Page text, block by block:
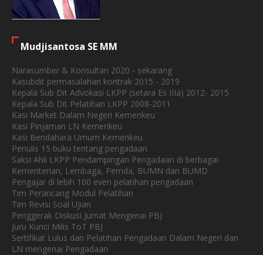
Mudjisantosa SE MM
Narasumber & Konsultan 2020 - sekarang
Kasubdit permasalahan kontrak 2015 - 2019
Kepala Sub Dit Advokasi LKPP (setara Es IIIa) 2012- 2015
Kepala Sub Dit Pelatihan LKPP 2008-2011
Kasi Market Dalam Negeri Kemenkeu
Kasi Pinjaman LN Kemenkeu
Kasi Bendahara Umum Kemenkeu
Penulis 15 buku tentang pengadaan
Saksi Ahli LKPP Pendampingan Pengadaan di berbagai
Kementerian, Lembaga, Pemda, BUMN dan BUMD
Pengajar di lebih 100 even pelatihan pengadaan
Tim Perancang Modul Pelatihan
Tim Revisi Soal Ujian
Penggerak Diskusi Jumat Mengenai PBJ
Juru Kunci Milis ToT PBJ
Sertifikat Lulus dan Pelatihan Pengadaan Dalam Negeri dan
LN mengenai Pengadaan